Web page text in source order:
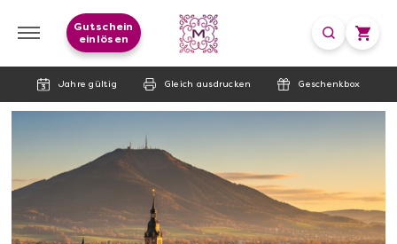
Jahre gültig Gleich ausdrucken Geschenkbox
Gutschein
einlösen